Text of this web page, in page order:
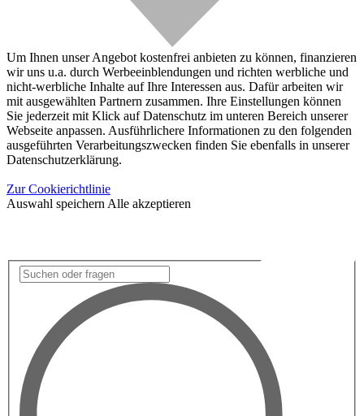
Um Ihnen unser Angebot kostenfrei anbieten zu können, finanzieren
wir uns u.a. durch Werbeeinblendungen und richten werbliche und
nicht-werbliche Inhalte auf Ihre Interessen aus. Dafür arbeiten wir
mit ausgewählten Partnern zusammen. Ihre Einstellungen können
Sie jederzeit mit Klick auf Datenschutz im unteren Bereich unserer
Webseite anpassen. Ausführlichere Informationen zu den folgenden
ausgeführten Verarbeitungszwecken finden Sie ebenfalls in unserer
Datenschutzerklärung.
Zur Cookierichtlinie
Auswahl speichern Alle akzeptieren